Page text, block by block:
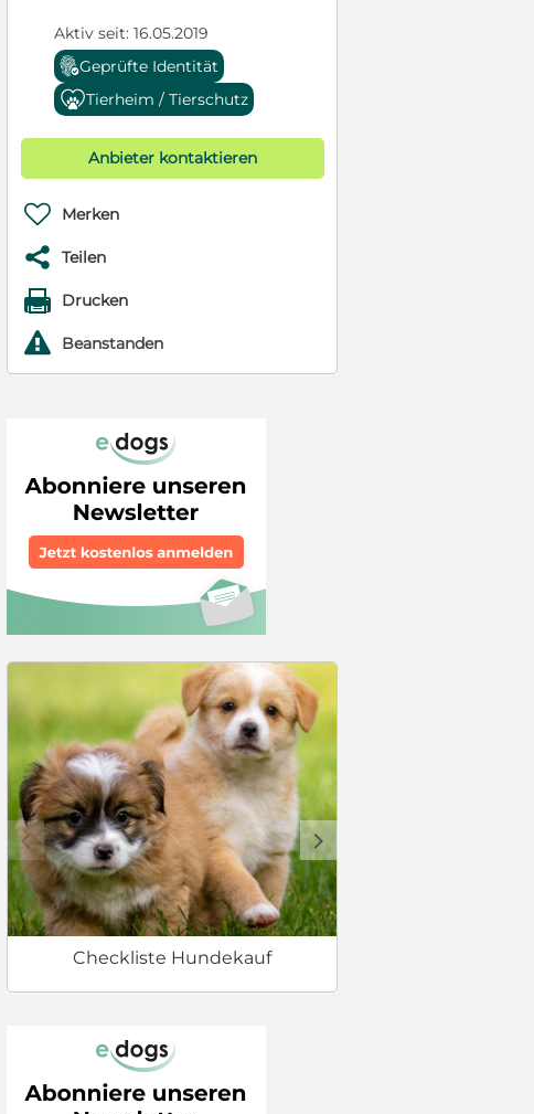
Aktiv seit: 16.05.2019
Geprüfte Identität
Tierheim / Tierschutz
Anbieter kontaktieren
 Merken
 Teilen
 Drucken
r Beanstanden
Checkliste Hundekauf
c d